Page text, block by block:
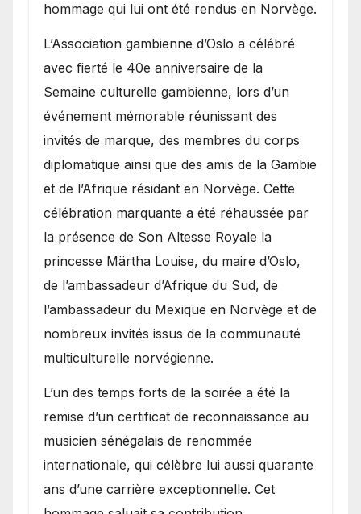
hommage qui lui ont été rendus en Norvège.
​L’Association gambienne d’Oslo a célébré
avec fierté le 40e anniversaire de la
Semaine culturelle gambienne, lors d’un
événement mémorable réunissant des
invités de marque, des membres du corps
diplomatique ainsi que des amis de la Gambie
et de l’Afrique résidant en Norvège. Cette
célébration marquante a été réhaussée par
la présence de Son Altesse Royale la
princesse Märtha Louise, du maire d’Oslo,
de l’ambassadeur d’Afrique du Sud, de
l’ambassadeur du Mexique en Norvège et de
nombreux invités issus de la communauté
multiculturelle norvégienne.
​L’un des temps forts de la soirée a été la
remise d’un certificat de reconnaissance au
musicien sénégalais de renommée
internationale, qui célèbre lui aussi quarante
ans d’une carrière exceptionnelle. Cet